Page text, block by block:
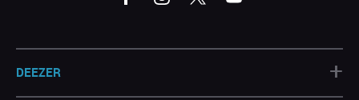
DEEZER +